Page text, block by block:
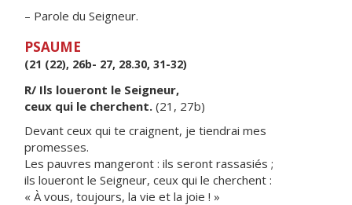
– Parole du Seigneur.
PSAUME
(21 (22), 26b- 27, 28.30, 31-32)
R/ Ils loueront le Seigneur,
ceux qui le cherchent. (21, 27b)
Devant ceux qui te craignent, je tiendrai mes
promesses.
Les pauvres mangeront : ils seront rassasiés ;
ils loueront le Seigneur, ceux qui le cherchent :
« À vous, toujours, la vie et la joie ! »